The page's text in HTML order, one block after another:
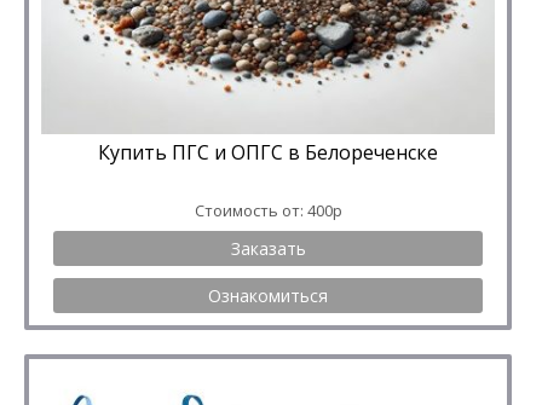
Купить ПГС и ОПГС в Белореченске
Стоимость от: 400р
Заказать
Ознакомиться